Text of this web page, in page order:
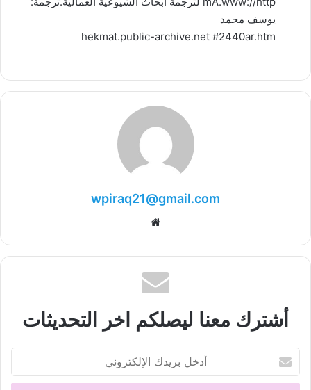
يوسف محمد
hekmat.public-archive.net #2440ar.htm
wpiraq21@gmail.com
أشترك معنا ليصلكم اخر التحديثات
بريدك
الإلكتروني